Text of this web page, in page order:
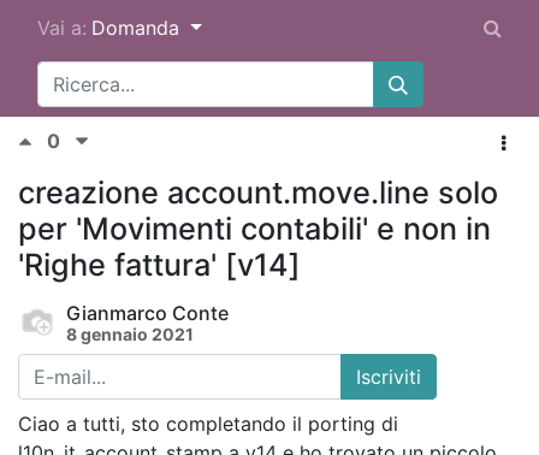
Vai a: Domanda
0
creazione account.move.line solo
per 'Movimenti contabili' e non in
'Righe fattura' [v14]
Gianmarco Conte
8 gennaio 2021
Iscriviti
Ciao a tutti, sto completando il porting di